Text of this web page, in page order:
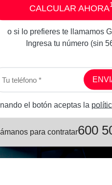
CALCULAR AHORA1
o si lo prefieres te llamamos
Ingresa tu número (sin
el botón aceptas la
para contratar600